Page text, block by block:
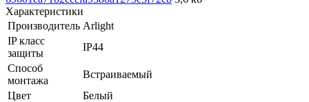
Характеристики
Производитель Arlight
IP класс
защиты
IP44
Способ
монтажа
Встраиваемый
Цвет
Белый